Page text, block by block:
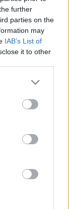
further
parties on the
may
IAB’s List of
it to other
more Google
may click to
tags to
below Google
δώρα
τιμές
που